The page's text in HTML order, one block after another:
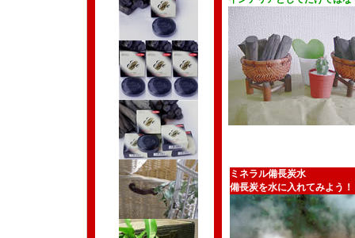
ミネラル備長炭水
備長炭を水に入れてみよう！